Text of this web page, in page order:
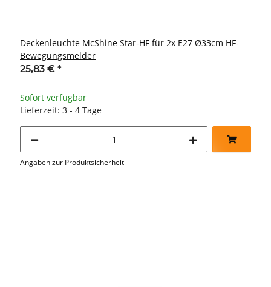
Deckenleuchte McShine Star-HF für 2x E27 Ø33cm HF-
Bewegungsmelder
25,83 € *
Sofort verfügbar
Lieferzeit: 3 - 4 Tage
Angaben zur Produktsicherheit